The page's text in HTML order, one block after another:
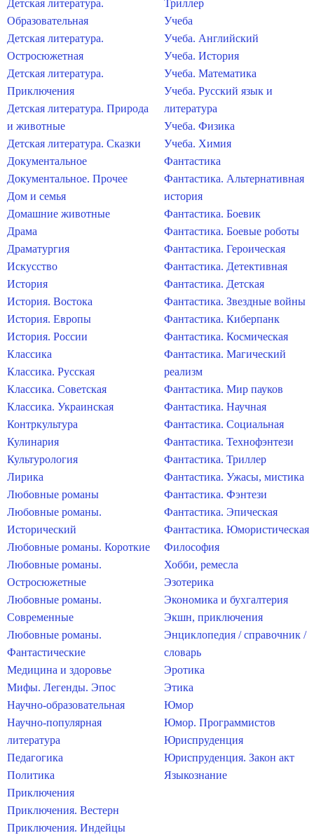
Детская литература.
Образовательная
Детская литература.
Остросюжетная
Детская литература.
Приключения
Детская литература. Природа
и животные
Детская литература. Сказки
Документальное
Документальное. Прочее
Дом и семья
Домашние животные
Драма
Драматургия
Искусство
История
История. Востока
История. Европы
История. России
Классика
Классика. Русская
Классика. Советская
Классика. Украинская
Контркультура
Кулинария
Культурология
Лирика
Любовные романы
Любовные романы.
Исторический
Любовные романы. Короткие
Любовные романы.
Остросюжетные
Любовные романы.
Современные
Любовные романы.
Фантастические
Медицина и здоровье
Мифы. Легенды. Эпос
Научно-образовательная
Научно-популярная
литература
Педагогика
Политика
Приключения
Приключения. Вестерн
Приключения. Индейцы
Триллер
Учеба
Учеба. Английский
Учеба. История
Учеба. Математика
Учеба. Русский язык и
литература
Учеба. Физика
Учеба. Химия
Фантастика
Фантастика. Альтернативная
история
Фантастика. Боевик
Фантастика. Боевые роботы
Фантастика. Героическая
Фантастика. Детективная
Фантастика. Детская
Фантастика. Звездные войны
Фантастика. Киберпанк
Фантастика. Космическая
Фантастика. Магический
реализм
Фантастика. Мир пауков
Фантастика. Научная
Фантастика. Социальная
Фантастика. Технофэнтези
Фантастика. Триллер
Фантастика. Ужасы, мистика
Фантастика. Фэнтези
Фантастика. Эпическая
Фантастика. Юмористическая
Философия
Хобби, ремесла
Эзотерика
Экономика и бухгалтерия
Экшн, приключения
Энциклопедия / справочник /
словарь
Эротика
Этика
Юмор
Юмор. Программистов
Юриспруденция
Юриспруденция. Закон акт
Языкознание